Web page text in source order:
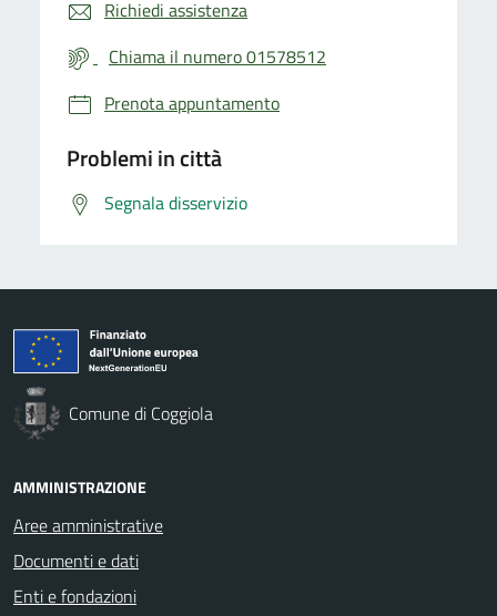
Richiedi assistenza
Chiama il numero 01578512
Prenota appuntamento
Problemi in città
Segnala disservizio
Comune di Coggiola
AMMINISTRAZIONE
Aree amministrative
Documenti e dati
Enti e fondazioni